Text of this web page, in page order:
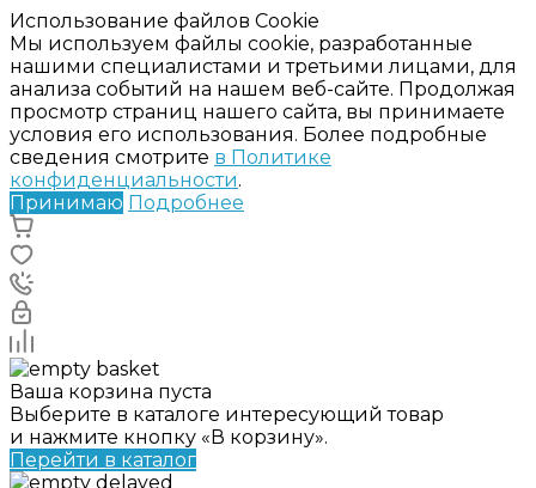
Использование файлов Cookie
Мы используем файлы cookie, разработанные
нашими специалистами и третьими лицами, для
анализа событий на нашем веб-сайте. Продолжая
просмотр страниц нашего сайта, вы принимаете
условия его использования. Более подробные
сведения смотрите в Политике
конфиденциальности.
Принимаю Подробнее
Ваша корзина пуста
Выберите в каталоге интересующий товар
и нажмите кнопку «В корзину».
Перейти в каталог